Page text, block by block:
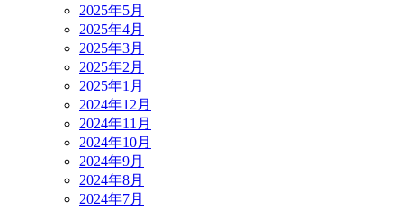
2025年5月
2025年4月
2025年3月
2025年2月
2025年1月
2024年12月
2024年11月
2024年10月
2024年9月
2024年8月
2024年7月